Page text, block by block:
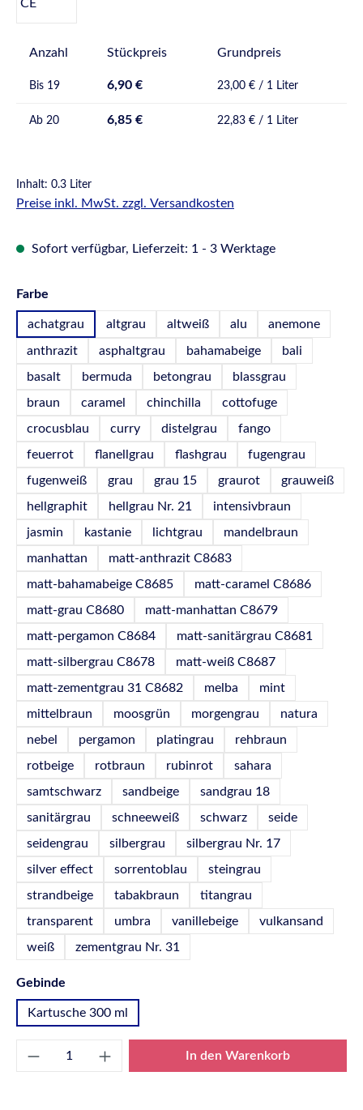
Anzahl Stückpreis Grundpreis
Bis 19 6,90 € 23,00 € / 1 Liter
Ab 20 6,85 € 22,83 € / 1 Liter
Inhalt: 0.3 Liter
Preise inkl. MwSt. zzgl. Versandkosten
Sofort verfügbar, Lieferzeit: 1 - 3 Werktage
Farbe
achatgrau altgrau altweiß alu anemone
anthrazit asphaltgrau bahamabeige
bali
basalt
bermuda betongrau
blassgrau
braun
caramel chinchilla
cottofuge
crocusblau
curry distelgrau
fango
feuerrot
flanellgrau flashgrau
fugengrau
fugenweiß
grau grau 15 graurot
grauweiß
hellgraphit
hellgrau Nr. 21
intensivbraun
jasmin
kastanie lichtgrau
mandelbraun
manhattan
matt-anthrazit C8683
matt-bahamabeige C8685
matt-caramel C8686
matt-grau C8680
matt-manhattan C8679
matt-pergamon C8684
matt-sanitärgrau C8681
matt-silbergrau C8678
matt-weiß C8687
matt-zementgrau 31 C8682
melba
mint
mittelbraun
moosgrün morgengrau
natura
nebel
pergamon platingrau
rehbraun
rotbeige
rotbraun rubinrot
sahara
samtschwarz
sandbeige
sandgrau 18
sanitärgrau
schneeweiß schwarz
seide
seidengrau
silbergrau
silbergrau Nr. 17
silver effect
sorrentoblau
steingrau
strandbeige
tabakbraun
titangrau
transparent
umbra vanillebeige
vulkansand
weiß
zementgrau Nr. 31
Gebinde
Kartusche 300 ml
Produkt Anzahl: Gib den gewünschten
In den Warenkorb